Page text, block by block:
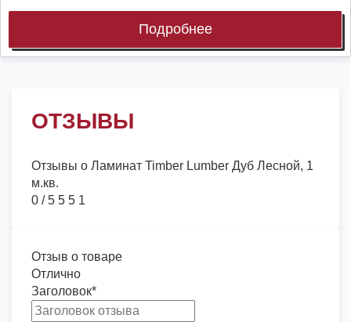
Подробнее
ОТЗЫВЫ
Отзывы о Ламинат Timber Lumber Дуб Лесной, 1
м.кв.
0 /5 5 5 1
Отзыв о товаре
Отлично
Заголовок*